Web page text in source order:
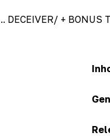
.. DECEIVER/ + BONUS